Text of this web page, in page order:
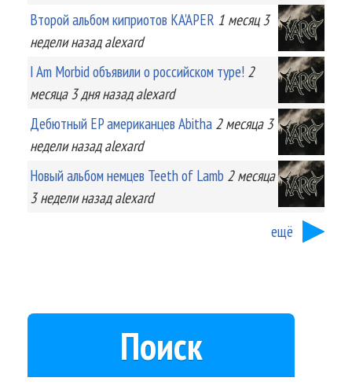
Второй альбом киприотов KA'APER 1 месяц 3
неделиназад alexard
I Am Morbid объявили о российском туре! 2
месяца 3 дняназад alexard
Дебютный EP американцев Abitha 2 месяца 3
неделиназад alexard
Новый альбом немцев Teeth of Lamb 2 месяца
3 неделиназад alexard
ещё
Поиск